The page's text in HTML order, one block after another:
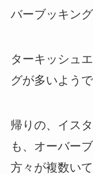
バーブッキン
ターキッシュ
グが多いようで
帰りの、イス
も、オーバー
方々が複数い